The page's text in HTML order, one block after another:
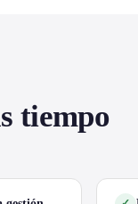
tiempo